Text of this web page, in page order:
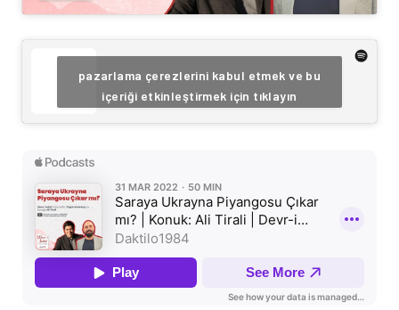
pazarlama çerezlerini kabul etmek ve bu
içeriği etkinleştirmek için tıklayın